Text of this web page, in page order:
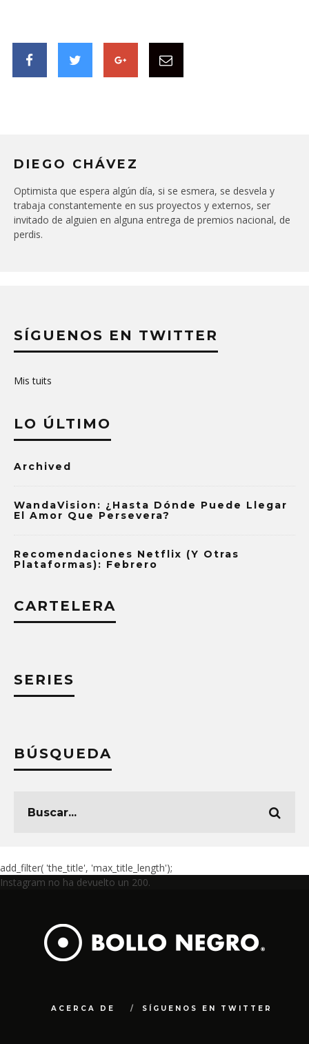
DIEGO CHÁVEZ
Optimista que espera algún día, si se esmera, se desvela y
trabaja constantemente en sus proyectos y externos, ser
invitado de alguien en alguna entrega de premios nacional, de
perdis.
SÍGUENOS EN TWITTER
Mis tuits
LO ÚLTIMO
Archived
WandaVision: ¿Hasta Dónde Puede Llegar
El Amor Que Persevera?
Recomendaciones Netflix (y Otras
Plataformas): Febrero
CARTELERA
SERIES
BÚSQUEDA
add_filter( 'the_title', 'max_title_length');
Instagram no ha devuelto un 200.
ACERCA DE SÍGUENOS EN TWITTER